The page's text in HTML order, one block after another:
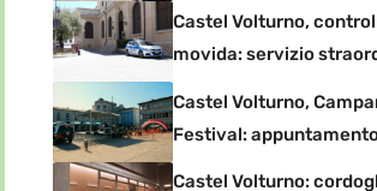
Castel Volturno,
movida: servizio
Castel Volturno,
Festival:
Castel Volturno: